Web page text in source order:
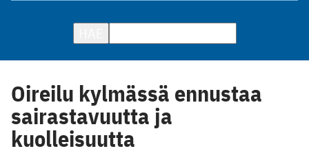
Oireilu kylmässä ennustaa
sairastavuutta ja
kuolleisuutta